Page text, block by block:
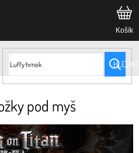
HLEDAT
pod myš